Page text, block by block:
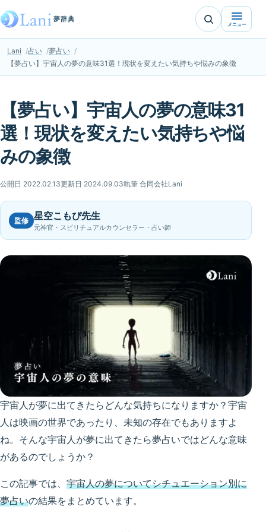
夢辞典
メニュー
Lani 占い
夢占い
【夢占い】宇宙人の夢の意味31選！現状を変えたい気持ちや悩みの象徴
【夢占い】宇宙人の夢の意味31
選！現状を変えたい気持ちや悩
みの象徴
公開日 2022.02.13更新日 2024.09.03執筆 合同会社Lani
監修 星空こもぴ先生
元神官・スピリチュアルカウンセラー・占い師
宇宙人が夢に出てきたらどんな気持ちになりますか？宇宙
人は映画の世界であったり、未知の存在でもありますよ
ね。そんな宇宙人が夢に出てきたら夢占いではどんな意味
があるのでしょうか？
この記事では、 宇宙人の夢についてシチュエーション別に
夢占いの結果をまとめています。